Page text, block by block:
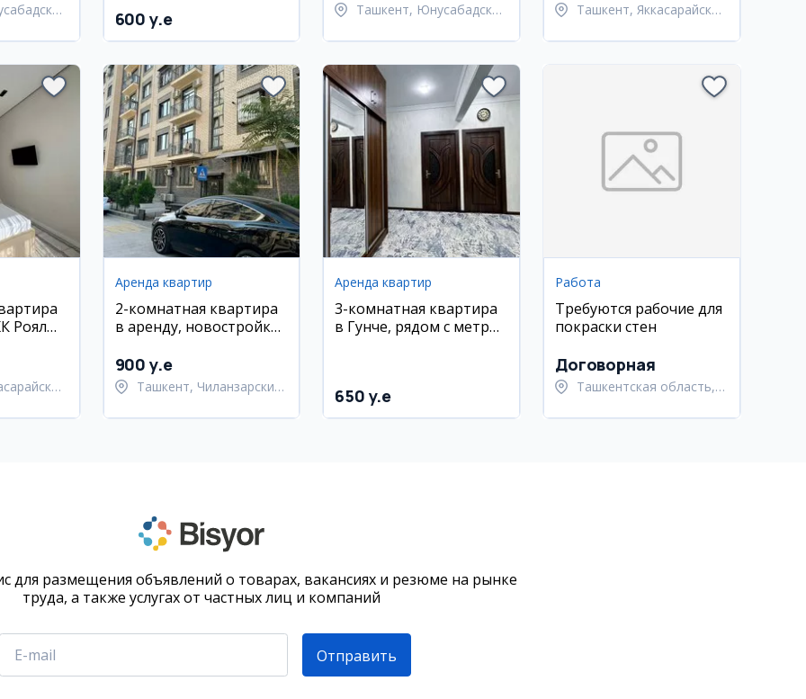
600 y.e
Ташкент, Юнусабадский
Ташкент, Яккасарайский
Роял
Аренда квартир
2-комнатная квартира
в аренду, новостройка,
900 y.e
Ташкент, Чиланзарский
Аренда квартир
3-комнатная квартира
в Гунче, рядом с метро
650 y.e
Работа
Требуются рабочие для
покраски стен
Договорная
Ташкентская область,
для размещения объявлений о товарах, вакансиях и резюме на рынке
труда, а также услугах от частных лиц и компаний
Отправить